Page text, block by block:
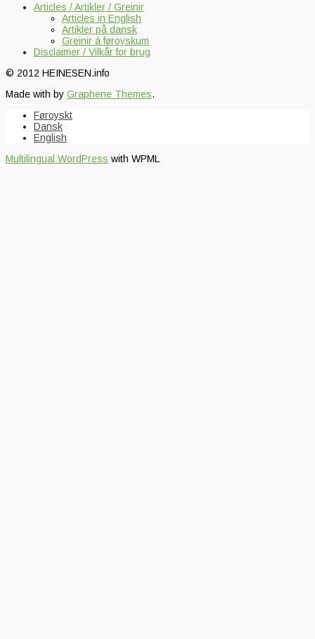
Articles / Artikler / Greinir
Articles in English
Artikler på dansk
Greinir á føroyskum
Disclaimer / Vilkår for brug
© 2012 HEINESEN.info
Made with by Graphene Themes.
Føroyskt
Dansk
English
Multilingual WordPress with WPML